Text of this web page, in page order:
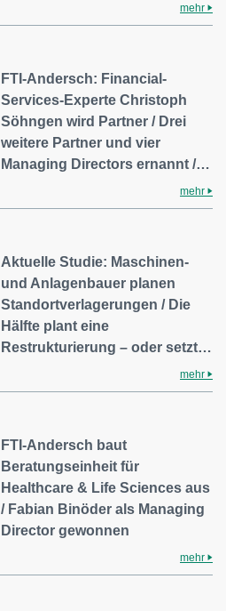
mehr
FTI-Andersch: Financial-
Services-Experte Christoph
Söhngen wird Partner / Drei
weitere Partner und vier
Managing Directors ernannt /…
mehr
Aktuelle Studie: Maschinen-
und Anlagenbauer planen
Standortverlagerungen / Die
Hälfte plant eine
Restrukturierung – oder setzt…
mehr
FTI-Andersch baut
Beratungseinheit für
Healthcare & Life Sciences aus
/ Fabian Binöder als Managing
Director gewonnen
mehr